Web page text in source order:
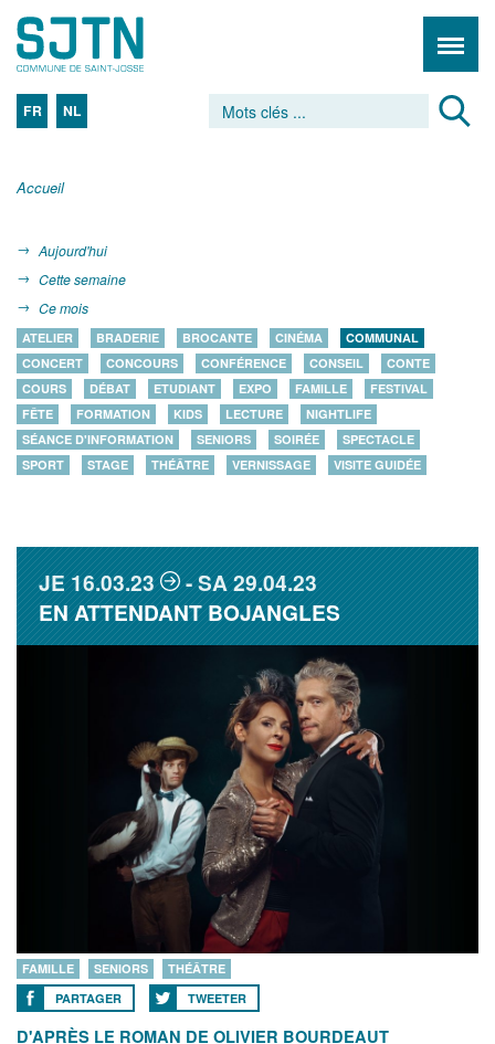
FR NL
Accueil
Aujourd'hui
Cette semaine
Ce mois
ATELIER BRADERIE BROCANTE CINÉMA
COMMUNAL
CONCERT
CONCOURS CONFÉRENCE CONSEIL
CONTE
COURS
DÉBAT ETUDIANT EXPO FAMILLE
FESTIVAL
FÊTE
FORMATION KIDS LECTURE
NIGHTLIFE
SÉANCE D'INFORMATION
SENIORS SOIRÉE
SPECTACLE
SPORT
STAGE THÉÂTRE VERNISSAGE VISITE GUIDÉE
JE16.03.23 SA29.04.23
EN ATTENDANT BOJANGLES
FAMILLE SENIORS
THÉÂTRE
PARTAGER
TWEETER
D'APRÈS LE ROMAN DE OLIVIER BOURDEAUT